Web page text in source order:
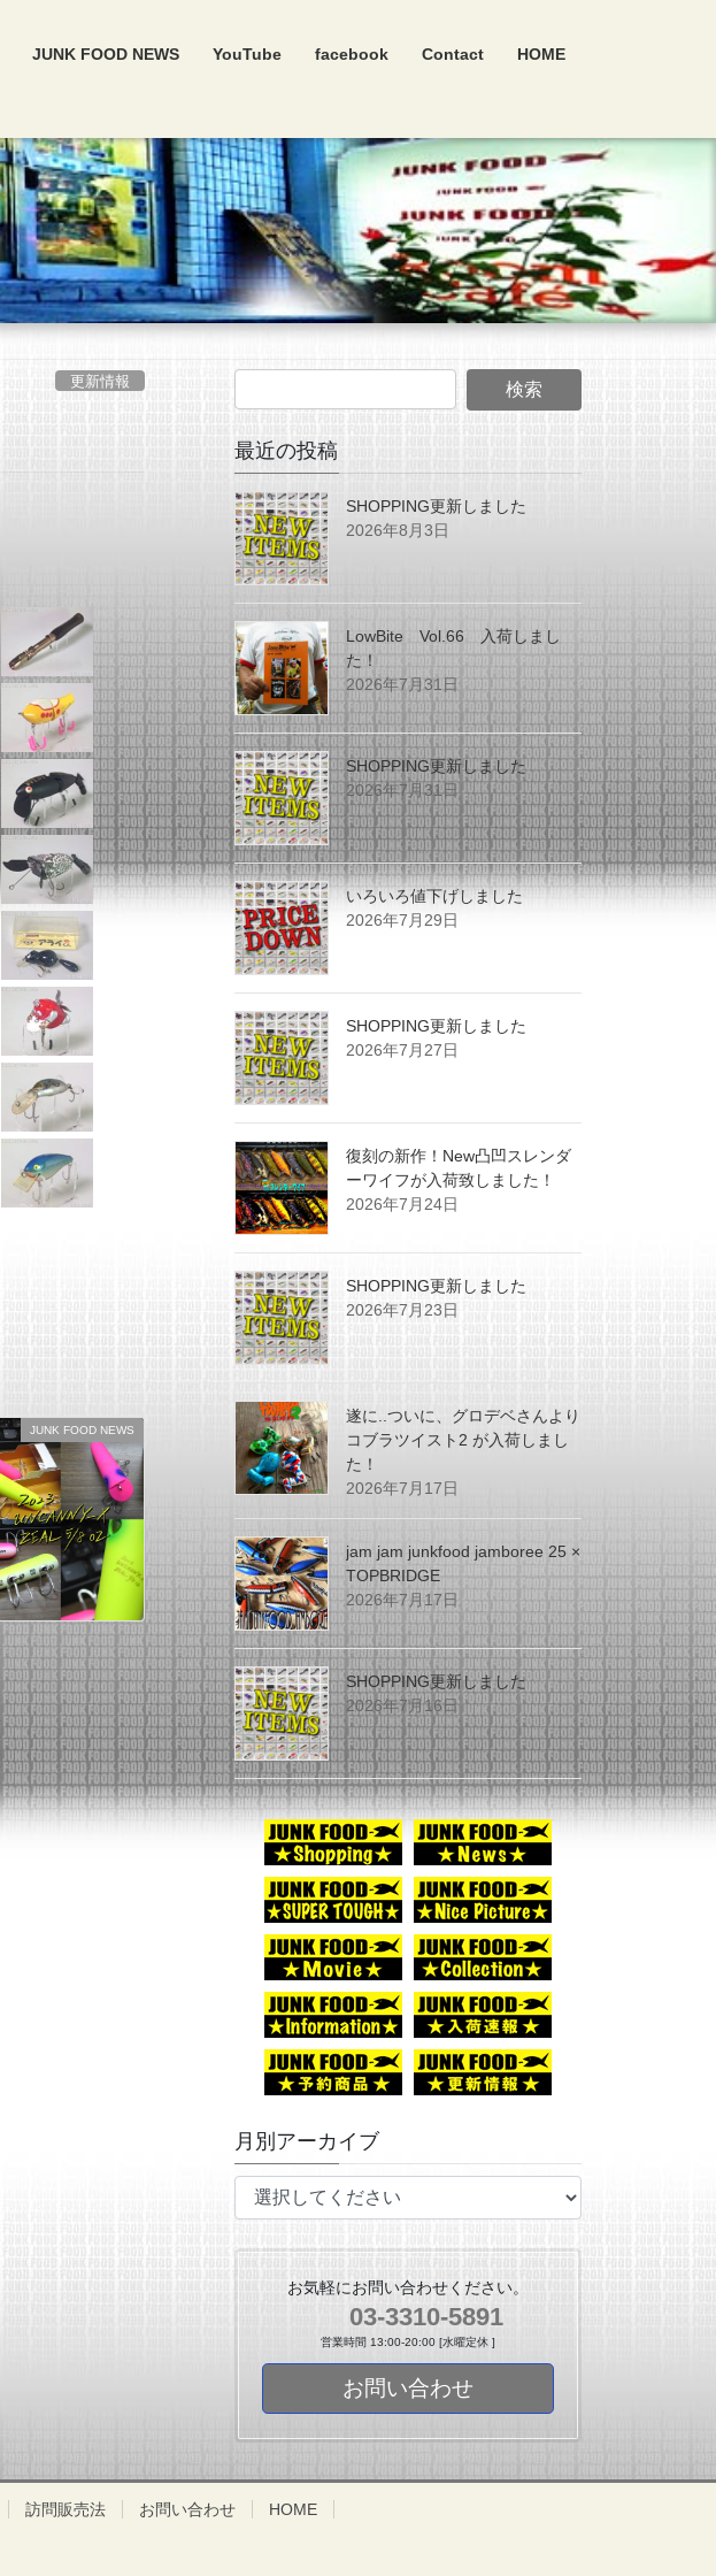
JUNK FOOD NEWS YouTube facebook Contact HOME
更新情報
JUNK FOOD NEWS
最近の投稿
SHOPPING更新しました
2026年8月3日
LowBite Vol.66 入荷しまし
た！
2026年7月31日
SHOPPING更新しました
2026年7月31日
いろいろ値下げしました
2026年7月29日
SHOPPING更新しました
2026年7月27日
復刻の新作！New凸凹スレンダ
ーワイフが入荷致しました！
2026年7月24日
SHOPPING更新しました
2026年7月23日
遂に..ついに、グロデベさんより
コブラツイスト2 が入荷しまし
た！
2026年7月17日
jam jam junkfood jamboree 25 ×
TOPBRIDGE
2026年7月17日
SHOPPING更新しました
2026年7月16日
月別アーカイブ
お気軽にお問い合わせください。
03-3310-5891
営業時間 13:00-20:00 [水曜定休 ]
お問い合わせ
訪問販売法 お問い合わせ HOME